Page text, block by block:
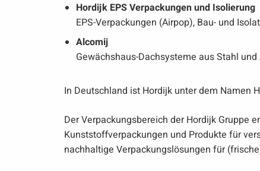
Hordijk EPS Verpackungen und Isolierung
EPS-Verpackungen (Airpop), Bau- und
Alcomij
Gewächshaus-Dachsysteme aus Stahl
In Deutschland ist Hordijk unter dem Namen
Der Verpackungsbereich der Hordijk Gruppe
Kunststoffverpackungen und Produkte für
nachhaltige Verpackungslösungen für